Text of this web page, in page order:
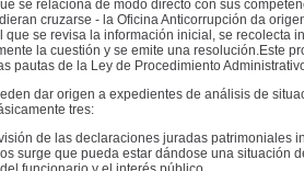
se relaciona de modo directo con sus
cruzarse - la Oficina Anticorrupción da
que se revisa la información inicial, se recolecta
la cuestión y se emite una resolución.Este
pautas de la Ley de Procedimiento
dar origen a expedientes de análisis de
tres:
de las declaraciones juradas patrimoniales
surge que pueda estar dándose una situación